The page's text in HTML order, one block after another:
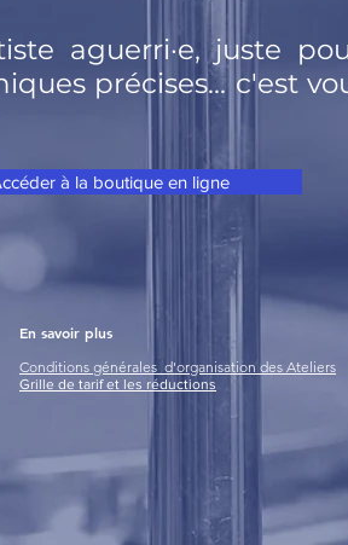
aguerri·e, juste
précises... c'est
à la boutique en ligne
En savoir plus
Conditions générales d'organisation des Ateliers
Grille de tarif et les réductions